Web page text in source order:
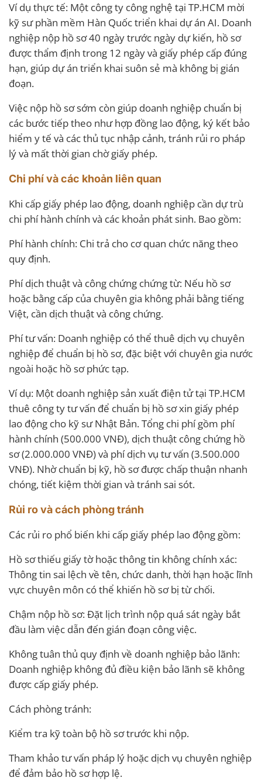
Ví dụ thực tế: Một công ty công nghệ tại TP.HCM mời
kỹ sư phần mềm Hàn Quốc triển khai dự án AI. Doanh
nghiệp nộp hồ sơ 40 ngày trước ngày dự kiến, hồ sơ
được thẩm định trong 12 ngày và giấy phép cấp đúng
hạn, giúp dự án triển khai suôn sẻ mà không bị gián
đoạn.
Việc nộp hồ sơ sớm còn giúp doanh nghiệp chuẩn bị
các bước tiếp theo như hợp đồng lao động, ký kết bảo
hiểm y tế và các thủ tục nhập cảnh, tránh rủi ro pháp
lý và mất thời gian chờ giấy phép.
Chi phí và các khoản liên quan
Khi cấp giấy phép lao động, doanh nghiệp cần dự trù
chi phí hành chính và các khoản phát sinh. Bao gồm:
Phí hành chính: Chi trả cho cơ quan chức năng theo
quy định.
Phí dịch thuật và công chứng chứng từ: Nếu hồ sơ
hoặc bằng cấp của chuyên gia không phải bằng tiếng
Việt, cần dịch thuật và công chứng.
Phí tư vấn: Doanh nghiệp có thể thuê dịch vụ chuyên
nghiệp để chuẩn bị hồ sơ, đặc biệt với chuyên gia nước
ngoài hoặc hồ sơ phức tạp.
Ví dụ: Một doanh nghiệp sản xuất điện tử tại TP.HCM
thuê công ty tư vấn để chuẩn bị hồ sơ xin giấy phép
lao động cho kỹ sư Nhật Bản. Tổng chi phí gồm phí
hành chính (500.000 VNĐ), dịch thuật công chứng hồ
sơ (2.000.000 VNĐ) và phí dịch vụ tư vấn (3.500.000
VNĐ). Nhờ chuẩn bị kỹ, hồ sơ được chấp thuận nhanh
chóng, tiết kiệm thời gian và tránh sai sót.
Rủi ro và cách phòng tránh
Các rủi ro phổ biến khi cấp giấy phép lao động gồm:
Hồ sơ thiếu giấy tờ hoặc thông tin không chính xác:
Thông tin sai lệch về tên, chức danh, thời hạn hoặc lĩnh
vực chuyên môn có thể khiến hồ sơ bị từ chối.
Chậm nộp hồ sơ: Đặt lịch trình nộp quá sát ngày bắt
đầu làm việc dẫn đến gián đoạn công việc.
Không tuân thủ quy định về doanh nghiệp bảo lãnh:
Doanh nghiệp không đủ điều kiện bảo lãnh sẽ không
được cấp giấy phép.
Cách phòng tránh:
Kiểm tra kỹ toàn bộ hồ sơ trước khi nộp.
Tham khảo tư vấn pháp lý hoặc dịch vụ chuyên nghiệp
để đảm bảo hồ sơ hợp lệ.